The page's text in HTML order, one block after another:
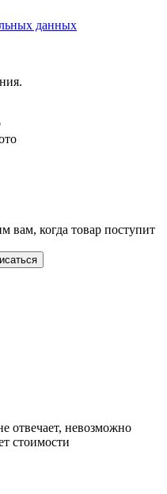
данных
вам, когда товар поступит
отвечает, невозможно
стоимости